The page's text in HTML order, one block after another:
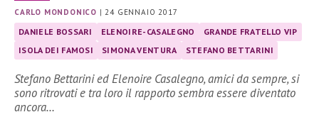
CARLO MONDONICO |24 GENNAIO 2017
DANIELE BOSSARI ELENOIRE-CASALEGNO
GRANDE FRATELLO VIP
ISOLA DEI FAMOSI
SIMONA VENTURA STEFANO BETTARINI
Stefano Bettarini ed Elenoire Casalegno, amici da sempre, si
sono ritrovati e tra loro il rapporto sembra essere diventato
ancora…